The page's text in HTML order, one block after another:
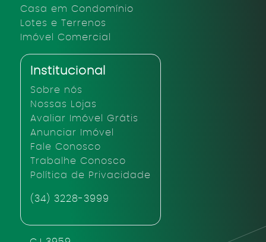
Casa em Condomínio
Lotes e Terrenos
Imóvel Comercial
Institucional
Sobre nós
Nossas Lojas
Avaliar Imóvel Grátis
Anunciar Imóvel
Fale Conosco
Trabalhe Conosco
Política de Privacidade
(34) 3228-3999